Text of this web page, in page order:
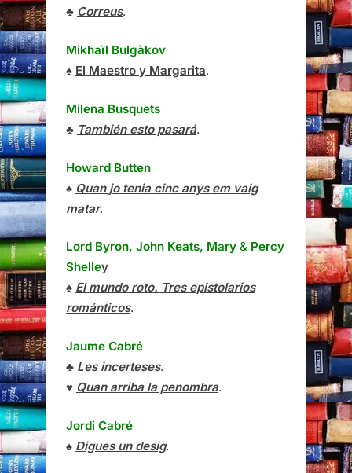
♣ Correus.
Mikhaïl Bulgàkov
♠ El Maestro y Margarita.
Milena Busquets
♣ También esto pasará.
Howard Butten
♠ Quan jo tenia cinc anys em vaig
matar.
Lord Byron, John Keats, Mary & Percy
Shelley
♠ El mundo roto. Tres epistolarios
románticos.
Jaume Cabré
♣ Les incerteses.
♥ Quan arriba la penombra.
Jordi Cabré
♠ Digues un desig.